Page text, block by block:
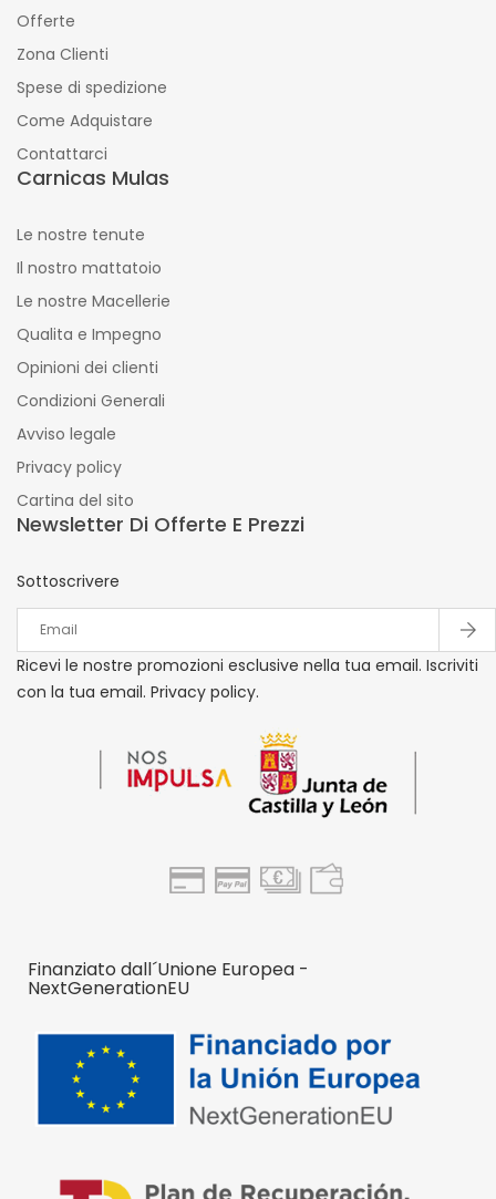
Offerte
Zona Clienti
Spese di spedizione
Come Adquistare
Contattarci
Carnicas Mulas
Le nostre tenute
Il nostro mattatoio
Le nostre Macellerie
Qualita e Impegno
Opinioni dei clienti
Condizioni Generali
Avviso legale
Privacy policy
Cartina del sito
Newsletter Di Offerte E Prezzi
Sottoscrivere
Ricevi le nostre promozioni esclusive nella tua email. Iscriviti
con la tua email. Privacy policy.
Finanziato dall´Unione Europea -
NextGenerationEU